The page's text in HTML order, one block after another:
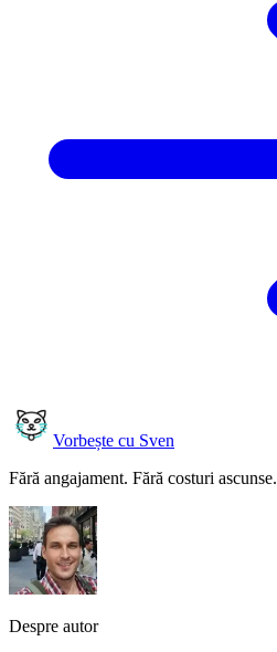
Vorbește cu Sven
Fără angajament. Fără costuri ascunse.
Despre autor